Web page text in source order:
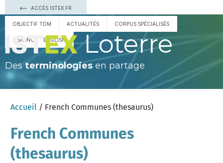
ACCÈS ISTEX.FR
OBJECTIF TDM ACTUALITÉS CORPUS SPÉCIALISÉS
ESPAÑOL ENGLISH Loterre
Des terminologies en partage
Accueil / French Communes (thesaurus)
French Communes
(thesaurus)